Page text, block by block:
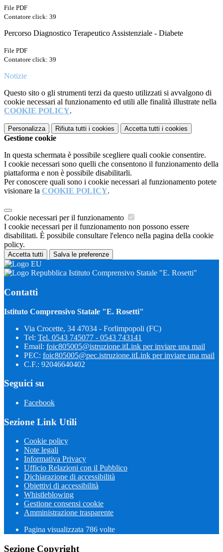
File PDF
Contatore click: 39
Percorso Diagnostico Terapeutico Assistenziale - Diabete
File PDF
Contatore click: 39
Notizie
Questo sito o gli strumenti terzi da questo utilizzati si avvalgono di
cookie necessari al funzionamento ed utili alle finalità illustrate nella
COOKIE POLICY.
Personalizza Rifiuta tutti i cookies Accetta tutti i cookies
Gestione cookie
In questa schermata è possibile scegliere quali cookie consentire.
I cookie necessari sono quelli che consentono il funzionamento della
piattaforma e non è possibile disabilitarli.
Per conoscere quali sono i cookie necessari al funzionamento potete
visionare la COOKIE POLICY.
Cookie necessari per il funzionamento
I cookie necessari per il funzionamento non possono essere
disabilitati. È possibile consultare l'elenco nella pagina della cookie
policy.
Accetta tutti Salva le preferenze
Istituto Comprensivo Statale "E. Rosetti"
Contatti
Istituto Comprensivo Statale "E. Rosetti"
Via Crocette, 34 47034 - Forlimpopoli (FC)
Tel: Tel. 0543 745077 - 0543 743141
Email: foic805005@istruzione.itLink per inviare una mail
PEC: foic805005@pec.istruzione.itLink per inviare una mail
C.F.: 92046640402
Seguici su
Facebook
Sezione Link Utili
Cookie policy
Note legali
Informativa Privacy
Ufficio Relazioni con il Pubblico
Dichiarazione di accessibilità
Obiettivi di accessibilità
Whistleblowing
Gestione consensi cookie
Amministrazione trasparente
Pagina visualizzata 786 volte
Sezione Copyright